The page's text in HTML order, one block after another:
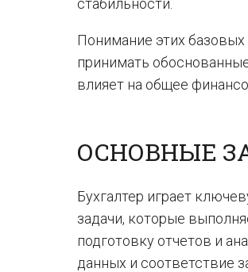
стабильности.
Понимание этих базовых
принимать
влияет на общее
ОСНОВНЫЕ
Бухгалтер играет
задачи, которые
подготовку отчетов и
данных и соответствие